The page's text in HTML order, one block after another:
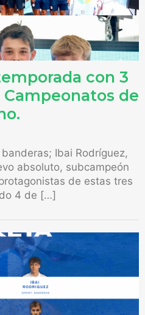
con 3
de
Ibai Rodríguez,
absoluto, subcampeón
de estas tres
4 de […]